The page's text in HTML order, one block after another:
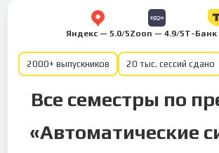
Яндекс — 5.0/5Zoon — 4.9/5Т-Банк
2000+ выпускников 20 тыс. сессий сдано
Все семестры по
«Автоматические